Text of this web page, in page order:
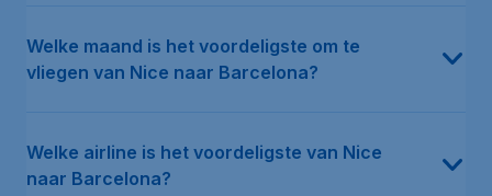
Welke maand is het voordeligste om te
vliegen van Nice naar Barcelona?
Welke airline is het voordeligste van Nice
naar Barcelona?